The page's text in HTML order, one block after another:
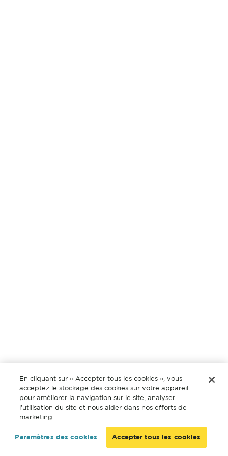
En cliquant sur « Accepter tous les cookies », vous
acceptez le stockage des cookies sur votre appareil
pour améliorer la navigation sur le site, analyser
l’utilisation du site et nous aider dans nos efforts de
marketing.
Paramètres des cookies Accepter tous les cookies